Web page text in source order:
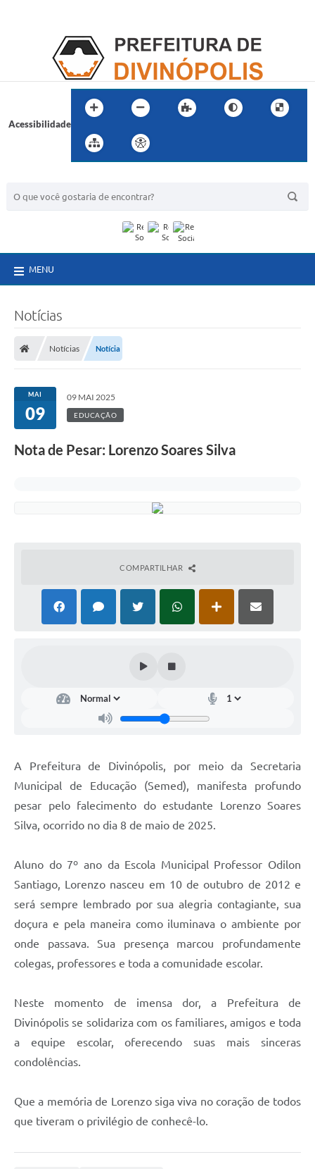
Acessibilidade
MENU
Notícias
Notícias Notícia
MAI
09
09 MAI 2025
EDUCAÇÃO
Nota de Pesar: Lorenzo Soares Silva
COMPARTILHAR
A Prefeitura de Divinópolis, por meio da Secretaria
Municipal de Educação (Semed), manifesta profundo
pesar pelo falecimento do estudante Lorenzo Soares
Silva, ocorrido no dia 8 de maio de 2025.
Aluno do 7º ano da Escola Municipal Professor Odilon
Santiago, Lorenzo nasceu em 10 de outubro de 2012 e
será sempre lembrado por sua alegria contagiante, sua
doçura e pela maneira como iluminava o ambiente por
onde passava. Sua presença marcou profundamente
colegas, professores e toda a comunidade escolar.
Neste momento de imensa dor, a Prefeitura de
Divinópolis se solidariza com os familiares, amigos e toda
a equipe escolar, oferecendo suas mais sinceras
condolências.
Que a memória de Lorenzo siga viva no coração de todos
que tiveram o privilégio de conhecê-lo.